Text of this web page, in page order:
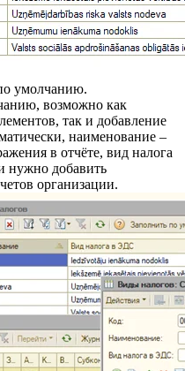
умолчанию.
возможно как
так и добавление
наименование –
в отчёте, вид налога
нужно добавить
организации.